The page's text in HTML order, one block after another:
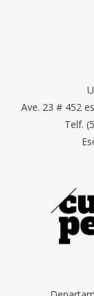
Ave. 23 # 452
Telf.